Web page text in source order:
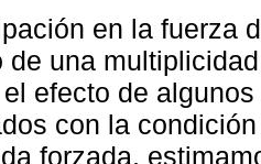
en la fuerza
de una
efecto de
con la
forzada,